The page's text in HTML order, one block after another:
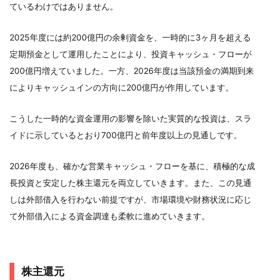
ているわけではありません。
2025年度には約200億円の余剰資金を、一時的に3ヶ月を超える
定期預金として運用したことにより、投資キャッシュ・フローが
200億円増えていました。一方、2026年度は当該預金の満期到来
によりキャッシュインの方向に200億円が作用しています。
こうした一時的な資金運用の影響を除いた実質的な投資は、スラ
イドに示しているとおり700億円と前年度以上の見通しです。
2026年度も、確かな営業キャッシュ・フローを基に、積極的な成
長投資と安定した株主還元を両立していきます。また、この見通
しは外部借入を行わない前提ですが、市場環境や財務状況に応じ
て外部借入による資金調達も柔軟に進めていきます。
株主還元